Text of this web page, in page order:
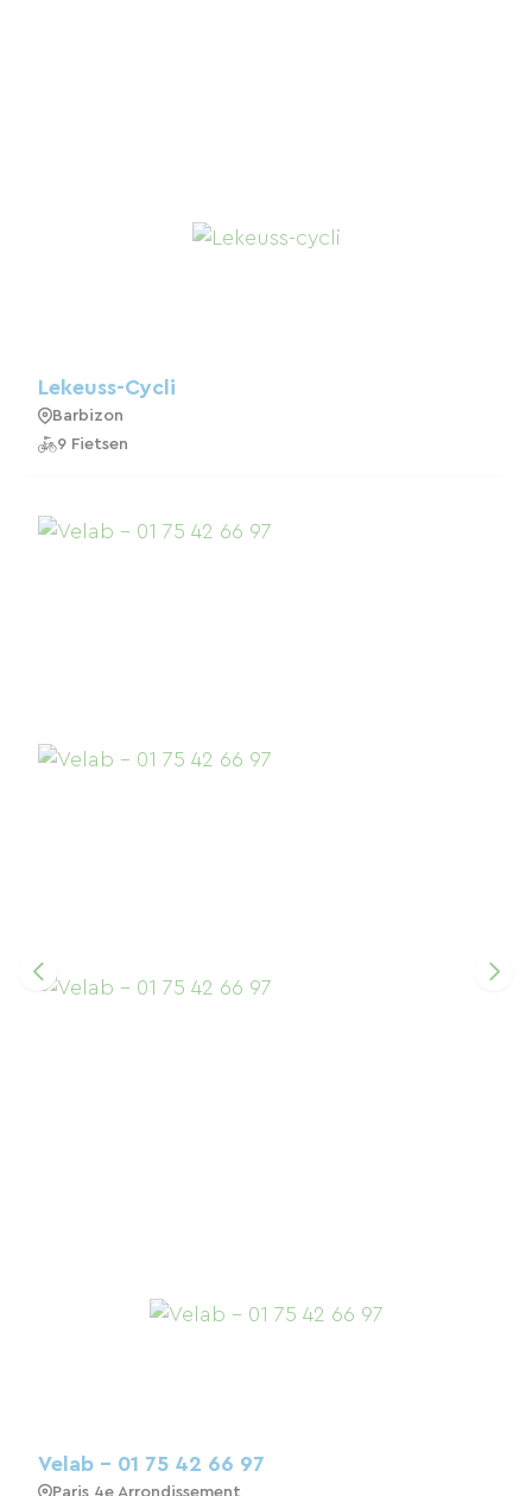
Lekeuss-Cycli
Barbizon
9 Fietsen
Velab - 01 75 42 66 97
Paris 4e Arrondissement